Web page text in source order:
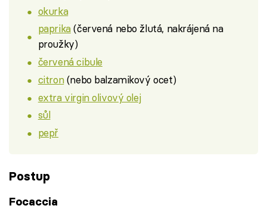
okurka
paprika(červená nebo žlutá, nakrájená na
proužky)
červená cibule
citron(nebo balzamikový ocet)
extra virgin olivový olej
sůl
pepř
Postup
Focaccia